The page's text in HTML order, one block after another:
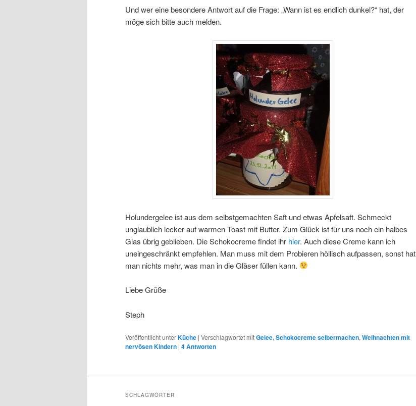
Und wer eine besondere Antwort auf die Frage: „Wann ist es endlich dunkel?“ hat, der
möge sich bitte auch melden.
Holundergelee ist aus dem selbstgemachten Saft und etwas Apfelsaft. Schmeckt
unglaublich lecker auf warmen Toast mit Butter. Zum Glück ist für uns noch ein halbes
Glas übrig geblieben. Die Schokocreme findet ihr hier. Auch diese Creme kann ich
uneingeschränkt empfehlen. Man muss mit dem Probieren höllisch aufpassen, sonst hat
man nichts mehr, was man in die Gläser füllen kann.
Liebe Grüße
Steph
Veröffentlicht unterKüche | Verschlagwortet mitGelee, Schokocreme selbermachen, Weihnachten mit
nervösen Kindern | 4Antworten
SCHLAGWÖRTER